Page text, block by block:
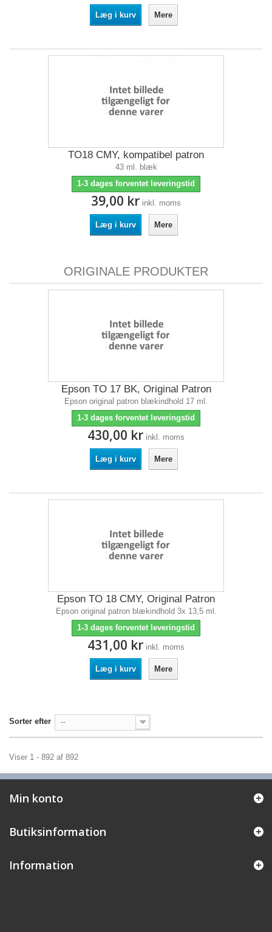
Læg i kurv Mere
TO18 CMY, kompatibel patron
43 ml. blæk
1-3 dages forventet leveringstid
39,00 kr inkl. moms
Læg i kurv Mere
ORIGINALE PRODUKTER
Epson TO 17 BK, Original Patron
Epson original patron blækindhold 17 ml.
1-3 dages forventet leveringstid
430,00 kr inkl. moms
Læg i kurv Mere
Epson TO 18 CMY, Original Patron
Epson original patron blækindhold 3x 13,5 ml.
1-3 dages forventet leveringstid
431,00 kr inkl. moms
Læg i kurv Mere
Sorter efter --
Viser 1 - 892 af 892
Min konto
Butiksinformation
Information